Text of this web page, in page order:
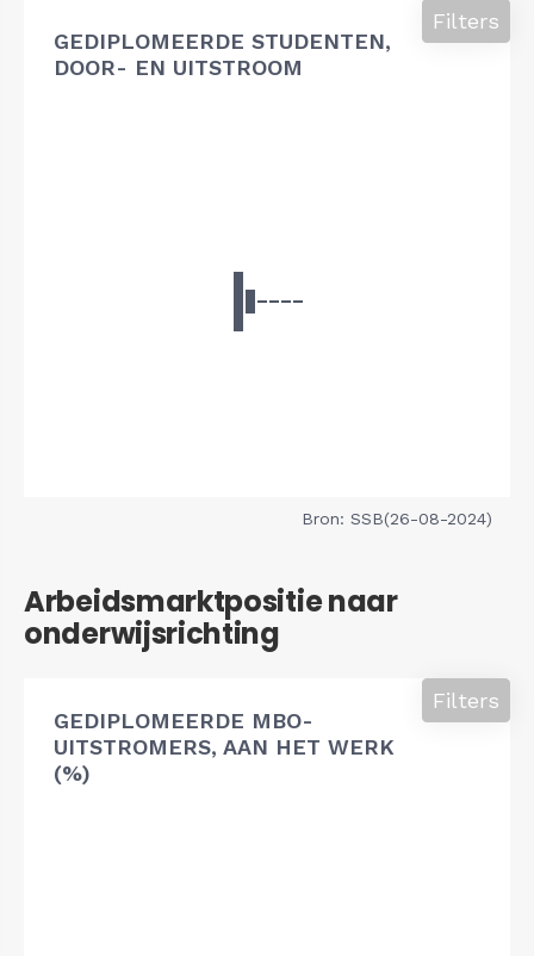
GEDIPLOMEERDE STUDENTEN,
DOOR- EN UITSTROOM
Filters
Bron: SSB(26-08-2024)
Arbeidsmarktpositie naar
onderwijsrichting
GEDIPLOMEERDE MBO-
UITSTROMERS, AAN HET WERK
(%)
Filters